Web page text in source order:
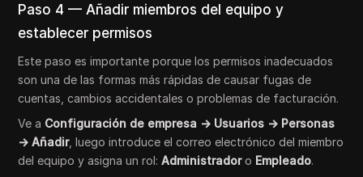
Paso 4 — Añadir miembros del equipo y
establecer permisos
Este paso es importante porque los permisos inadecuados
son una de las formas más rápidas de causar fugas de
cuentas, cambios accidentales o problemas de facturación.
Ve a Configuración de empresa → Usuarios → Personas
→ Añadir, luego introduce el correo electrónico del miembro
del equipo y asigna un rol:Administradoro Empleado.